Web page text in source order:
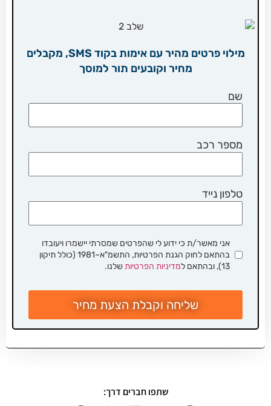
מילוי פרטים מהיר עם אימות בקוד SMS, מקבלים
מחיר וקובעים תור למוסך
שם
מספר רכב
טלפון נייד
אני מאשר/ת כי ידוע לי שהפרטים שמסרתי יישמרו ויעובדו
בהתאם לחוק הגנת הפרטיות, התשמ"א–1981 (כולל תיקון
13), ובהתאם ל
מדיניות הפרטיות שלנו.
שליחה וקבלת הצעת מחיר
שתפו חברים דרך: